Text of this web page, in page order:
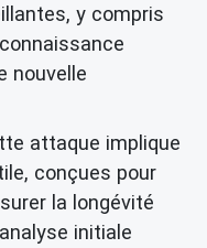
y compris
nouvelle
attaque implique
conçues pour
la longévité
initiale